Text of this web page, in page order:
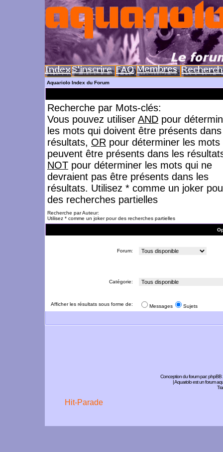
Aquariolo Index du Forum
Recherche par Mots-clés:
Vous pouvez utiliser AND pour
les mots qui doivent être présents
résultats, OR pour déterminer les mots
peuvent être présents dans les
NOT pour déterminer les mots qui ne
devraient pas être présents dans les
résultats. Utilisez * comme un joker
des recherches partielles
Recherche par Auteur:
Utilisez * comme un joker pour des recherches partielles
Forum:
Catégorie:
Afficher les résultats sous forme de: Messages Sujets
Conception du forum par:phpBB
| Aquariolo est un forum